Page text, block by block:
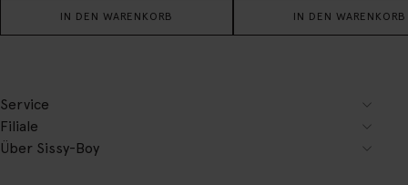
IN DEN WARENKORB IN DEN WARENKORB
Service
Filiale
Über Sissy-Boy